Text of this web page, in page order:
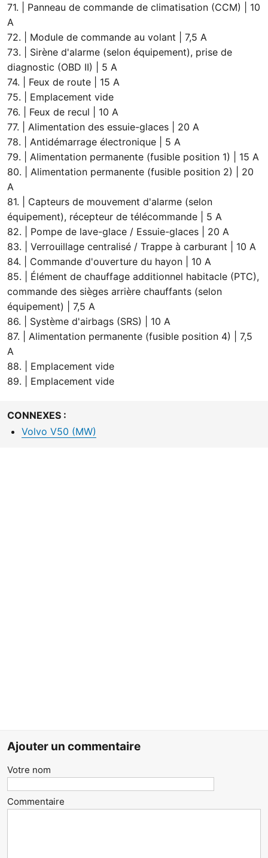
71. | Panneau de commande de climatisation (CCM) | 10
A
72. | Module de commande au volant | 7,5 A
73. | Sirène d'alarme (selon équipement), prise de
diagnostic (OBD II) | 5 A
74. | Feux de route | 15 A
75. | Emplacement vide
76. | Feux de recul | 10 A
77. | Alimentation des essuie-glaces | 20 A
78. | Antidémarrage électronique | 5 A
79. | Alimentation permanente (fusible position 1) | 15 A
80. | Alimentation permanente (fusible position 2) | 20
A
81. | Capteurs de mouvement d'alarme (selon
équipement), récepteur de télécommande | 5 A
82. | Pompe de lave-glace / Essuie-glaces | 20 A
83. | Verrouillage centralisé / Trappe à carburant | 10 A
84. | Commande d'ouverture du hayon | 10 A
85. | Élément de chauffage additionnel habitacle (PTC),
commande des sièges arrière chauffants (selon
équipement) | 7,5 A
86. | Système d'airbags (SRS) | 10 A
87. | Alimentation permanente (fusible position 4) | 7,5
A
88. | Emplacement vide
89. | Emplacement vide
CONNEXES :
Volvo V50 (MW)
Ajouter un commentaire
Votre nom
Commentaire